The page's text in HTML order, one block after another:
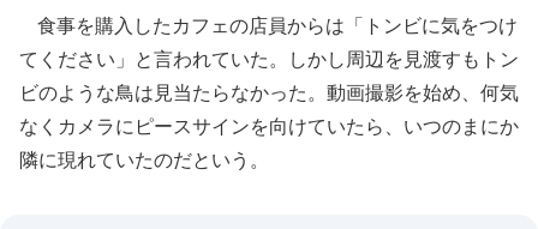
食事を購入したカフェの店員からは「トンビに気をつけ
てください」と言われていた。しかし周辺を見渡すもトン
ビのような鳥は見当たらなかった。動画撮影を始め、何気
なくカメラにピースサインを向けていたら、いつのまにか
隣に現れていたのだという。